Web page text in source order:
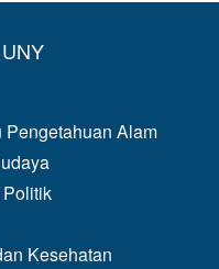
Pengetahuan Alam
Kesehatan